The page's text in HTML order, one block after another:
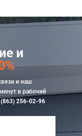
и
и наш
в рабочий
256-02-96